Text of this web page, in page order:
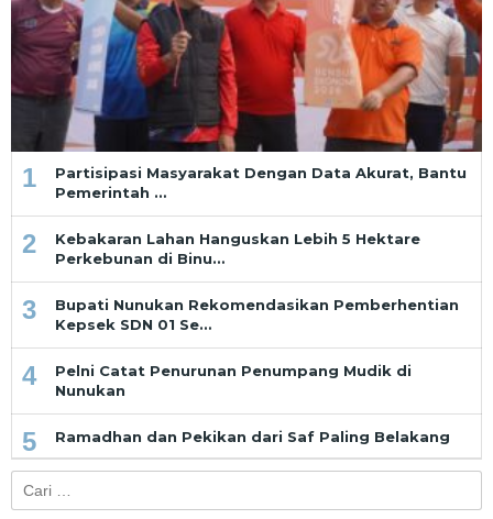
1
Partisipasi Masyarakat Dengan Data Akurat, Bantu
Pemerintah …
2
Kebakaran Lahan Hanguskan Lebih 5 Hektare
Perkebunan di Binu…
3
Bupati Nunukan Rekomendasikan Pemberhentian
Kepsek SDN 01 Se…
4
Pelni Catat Penurunan Penumpang Mudik di
Nunukan
5 Ramadhan dan Pekikan dari Saf Paling Belakang
untuk: